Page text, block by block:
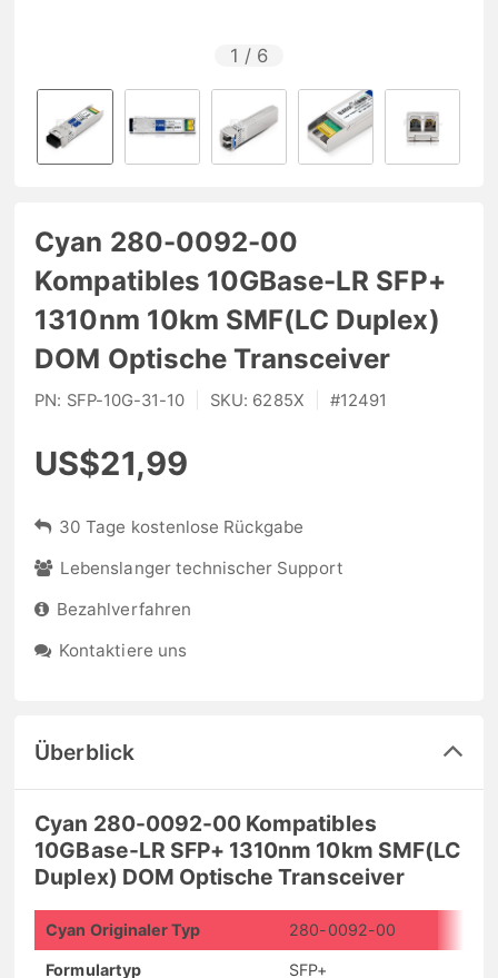
1 / 6
Cyan 280-0092-00
Kompatibles 10GBase-LR SFP+
1310nm 10km SMF(LC Duplex)
DOM Optische Transceiver
PN: SFP-10G-31-10 SKU: 6285X #12491
US$21,99
30 Tage kostenlose Rückgabe
Lebenslanger technischer Support
Bezahlverfahren
Kontaktiere uns
Überblick
Cyan 280-0092-00 Kompatibles
10GBase-LR SFP+ 1310nm 10km SMF(LC
Duplex) DOM Optische Transceiver
Cyan Originaler Typ 280-0092-00
Formulartyp SFP+